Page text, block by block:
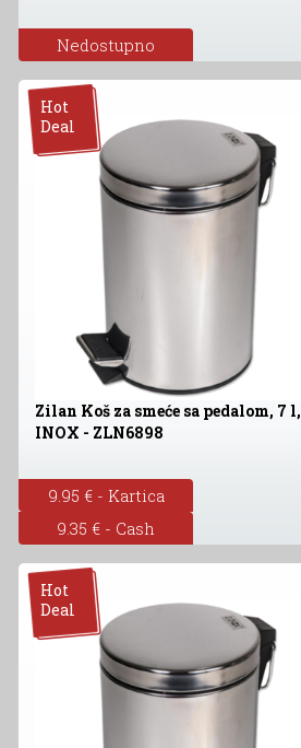
Nedostupno
Hot
Deal
Zilan Koš za smeće sa pedalom, 7 l,
INOX - ZLN6898
9.95 € - Kartica
9.35 € - Cash
Hot
Deal